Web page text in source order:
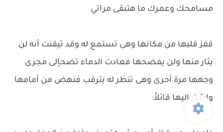
مسامحك وعمرك ما هتبقى مراتي
قفز قلبها من مكانها وهى تستمع له وقد تيقنت أنه لن
يثار منها ولن يفضحها فعادت الدماء تضحإلى مجرى
وجهها مرة أخرى وهى تنظر له بترقب فنهض من أمامها
واشار إليها قائلاً: